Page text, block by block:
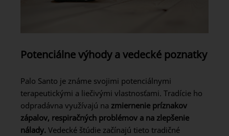
Potenciálne výhody a vedecké poznatky
Palo Santo je známe svojimi potenciálnymi
terapeutickými a liečivými vlastnosťami. Tradície ho
odpradávna využívajú na zmiernenie príznakov
zápalov, respiračných problémov a na zlepšenie
nálady. Vedecké štúdie začínajú tieto tradičné